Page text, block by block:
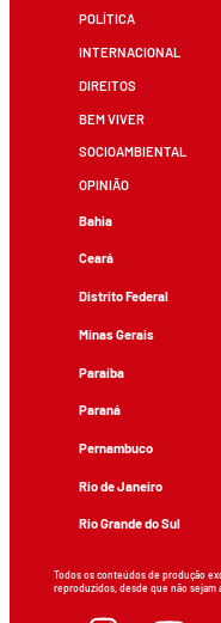
POLÍTICA
INTERNACIONAL
DIREITOS
BEM VIVER
SOCIOAMBIENTAL
OPINIÃO
Bahia
Ceará
Distrito Federal
Minas Gerais
Paraíba
Paraná
Pernambuco
Rio de Janeiro
Rio Grande do Sul
Todos os conteúdos de produção
reproduzidos, desde que não